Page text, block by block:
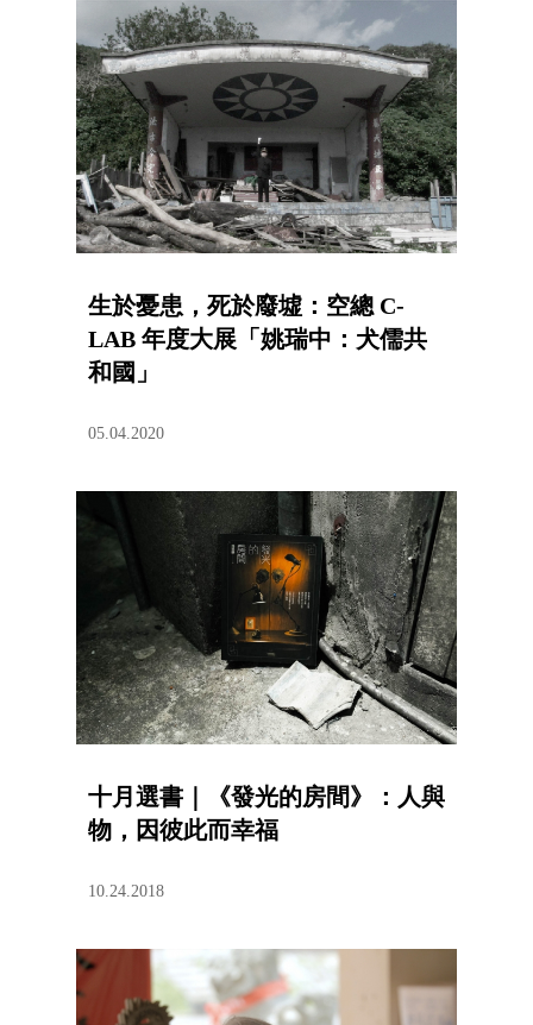
生於憂患，死於廢墟：空總 C-
LAB 年度大展「姚瑞中：犬儒共
和國」
05.04.2020
十月選書｜《發光的房間》：人與
物，因彼此而幸福
10.24.2018